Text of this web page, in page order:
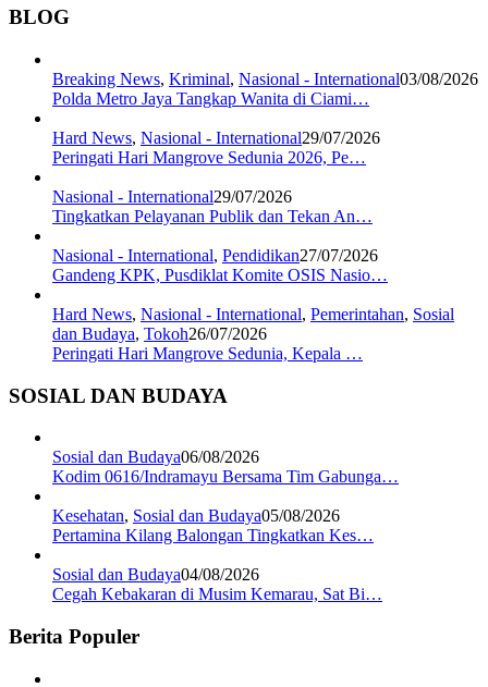
BLOG
Breaking News, Kriminal, Nasional - International03/08/2026
Polda Metro Jaya Tangkap Wanita di Ciami…
Hard News, Nasional - International29/07/2026
Peringati Hari Mangrove Sedunia 2026, Pe…
Nasional - International29/07/2026
Tingkatkan Pelayanan Publik dan Tekan An…
Nasional - International, Pendidikan27/07/2026
Gandeng KPK, Pusdiklat Komite OSIS Nasio…
Hard News, Nasional - International, Pemerintahan, Sosial
dan Budaya, Tokoh26/07/2026
Peringati Hari Mangrove Sedunia, Kepala …
SOSIAL DAN BUDAYA
Sosial dan Budaya06/08/2026
Kodim 0616/Indramayu Bersama Tim Gabunga…
Kesehatan, Sosial dan Budaya05/08/2026
Pertamina Kilang Balongan Tingkatkan Kes…
Sosial dan Budaya04/08/2026
Cegah Kebakaran di Musim Kemarau, Sat Bi…
Berita Populer